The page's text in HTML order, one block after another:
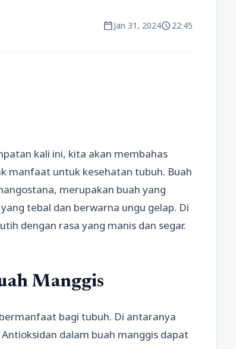
calendar_todayJan 31, 2024schedule22:45
kali ini, kita akan membahas
manfaat untuk kesehatan tubuh. Buah
merupakan buah yang
tebal dan berwarna ungu gelap. Di
dengan rasa yang manis dan segar.
Manggis
bagi tubuh. Di antaranya
dalam buah manggis dapat